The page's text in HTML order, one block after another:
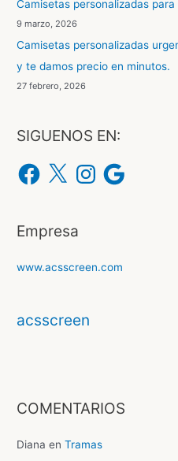
p
o
r
:
Camisetas personalizadas
9 marzo, 2026
Camisetas personalizadas
y te damos precio en minutos.
27 febrero, 2026
SIGUENOS EN:
F
a
c
o
k
X
n
s
r
a
G
o
o
Empresa
www.acsscreen.com
acsscreen
COMENTARIOS
Diana enTramas